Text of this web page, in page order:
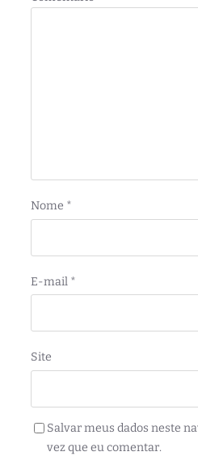
Nome *
E-mail *
Site
Salvar meus dados neste
vez que eu comentar.